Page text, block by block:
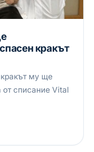
кракът
му ще
списание Vital